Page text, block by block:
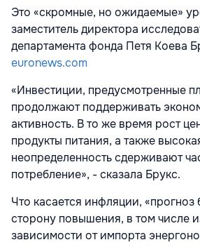
Это «скромные, но ожидаемые»
заместитель директора
департамента фонда Петя Коева
euronews.com
«Инвестиции, предусмотренные
продолжают поддерживать
активность. В то же время рост
продукты питания, а также
неопределенность сдерживают
потребление», - сказала Брукс.
Что касается инфляции,
сторону повышения, в том числе
зависимости от импорта